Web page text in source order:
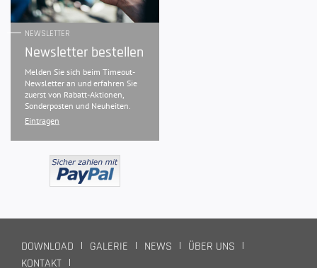
NEWSLETTER
Newsletter bestellen
Melden Sie sich beim Timeout-
Newsletter an und erfahren Sie
zuerst von Rabatt-Aktionen,
Sonderposten und Neuheiten.
Eintragen
DOWNLOAD GALERIE NEWS
ÜBER UNS
KONTAKT